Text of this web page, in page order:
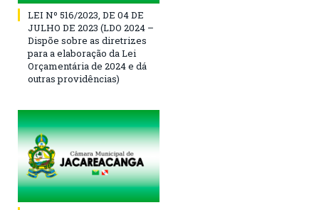
LEI Nº 516/2023, DE 04 DE
JULHO DE 2023 (LDO 2024 –
Dispõe sobre as diretrizes
para a elaboração da Lei
Orçamentária de 2024 e dá
outras providências)